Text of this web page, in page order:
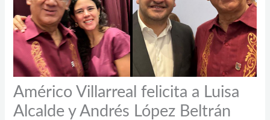
Américo Villarreal felicita a Luisa
Alcalde y Andrés López Beltrán